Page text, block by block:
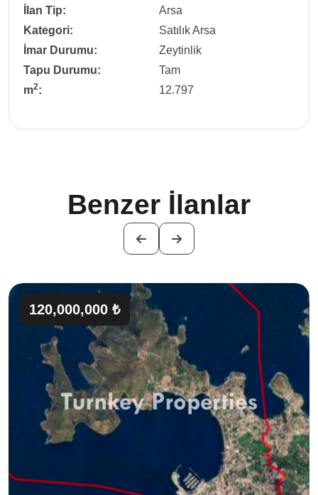
İlan Tip:
Arsa
Kategori:
Satılık Arsa
İmar Durumu:
Zeytinlik
Tapu Durumu:
Tam
m2: 12.797
Benzer İlanlar
120,000,000 ₺